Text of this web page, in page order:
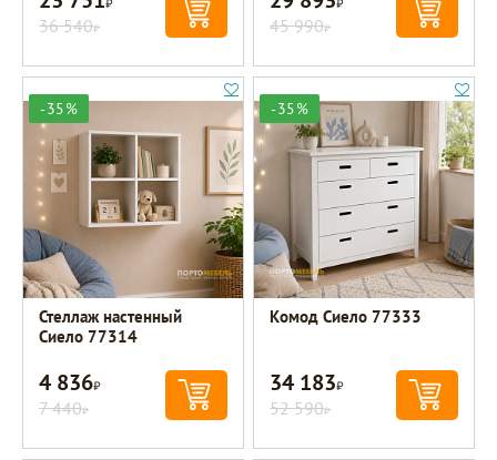
36 540Р 45 990Р
-35%
Стеллаж настенный
Сиело 77314
4 836Р
7 440Р
-35%
Комод Сиело 77333
34 183Р
52 590Р